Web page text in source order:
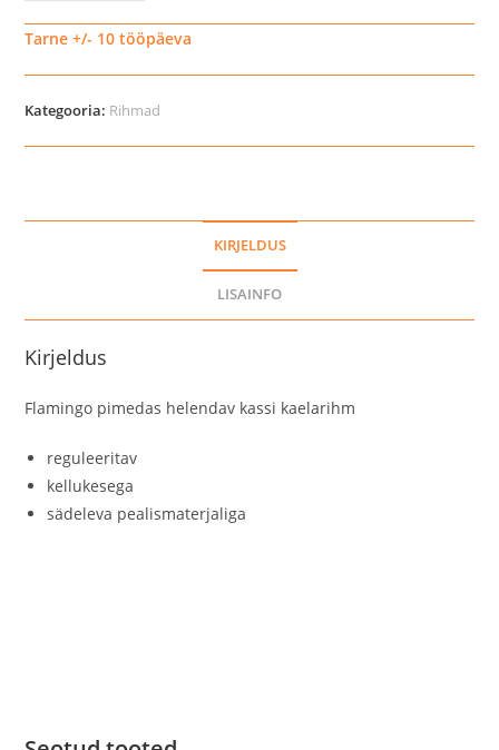
kassi
Tarne +/- 10 tööpäeva
Kategooria: Rihmad
KIRJELDUS
LISAINFO
Kirjeldus
Flamingo pimedas helendav kassi kaelarihm
reguleeritav
kellukesega
sädeleva pealismaterjaliga